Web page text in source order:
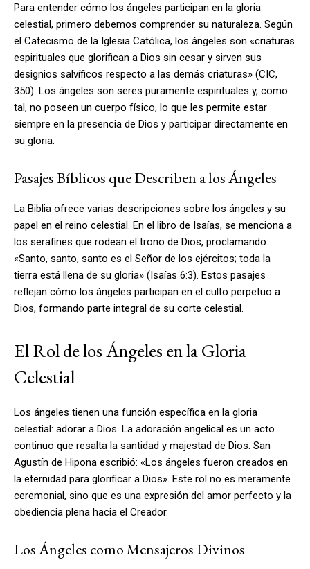
Para entender cómo los ángeles participan en la gloria
celestial, primero debemos comprender su naturaleza. Según
el Catecismo de la Iglesia Católica, los ángeles son «criaturas
espirituales que glorifican a Dios sin cesar y sirven sus
designios salvíficos respecto a las demás criaturas» (CIC,
350). Los ángeles son seres puramente espirituales y, como
tal, no poseen un cuerpo físico, lo que les permite estar
siempre en la presencia de Dios y participar directamente en
su gloria.
Pasajes Bíblicos que Describen a los Ángeles
La Biblia ofrece varias descripciones sobre los ángeles y su
papel en el reino celestial. En el libro de Isaías, se menciona a
los serafines que rodean el trono de Dios, proclamando:
«Santo, santo, santo es el Señor de los ejércitos; toda la
tierra está llena de su gloria» (Isaías 6:3). Estos pasajes
reflejan cómo los ángeles participan en el culto perpetuo a
Dios, formando parte integral de su corte celestial.
El Rol de los Ángeles en la Gloria
Celestial
Los ángeles tienen una función específica en la gloria
celestial: adorar a Dios. La adoración angelical es un acto
continuo que resalta la santidad y majestad de Dios. San
Agustín de Hipona escribió: «Los ángeles fueron creados en
la eternidad para glorificar a Dios». Este rol no es meramente
ceremonial, sino que es una expresión del amor perfecto y la
obediencia plena hacia el Creador.
Los Ángeles como Mensajeros Divinos